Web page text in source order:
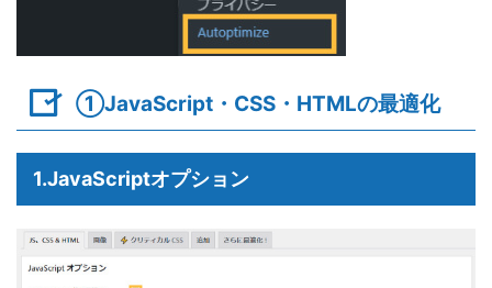
①JavaScript・CSS・HTMLの最適化
1.JavaScriptオプション